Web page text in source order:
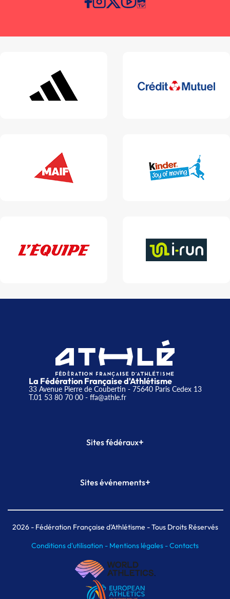
La Fédération Française d'Athlétisme
33 Avenue Pierre de Coubertin - 75640 Paris Cedex 13
T.01 53 80 70 00- ffa@athle.fr
Sites fédéraux+
Plateforme Formation
Sites événements+
Meeting de Paris indoor
MAIF Ekiden de Paris
2026- Fédération Française d'Athlétisme - Tous Droits Réservés
Conditions d'utilisation - Mentions légales -Contacts